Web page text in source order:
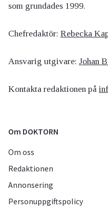
som grundades 1999.
Chefredaktör: Rebecka
Ansvarig utgivare: Johan
Kontakta redaktionen på
Om DOKTORN
Om oss
Redaktionen
Annonsering
Personuppgiftspolicy